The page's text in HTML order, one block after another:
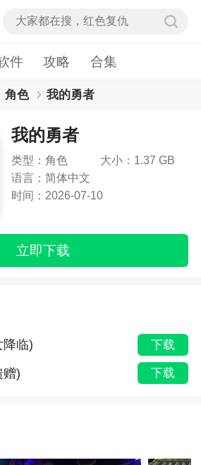
件 攻略 合集
角色 我的勇者
我的勇者
类型：角色
大小：1.37 GB
语言：简体中文
时间：2026-07-10
立即下载
降临) 下载
赠) 下载